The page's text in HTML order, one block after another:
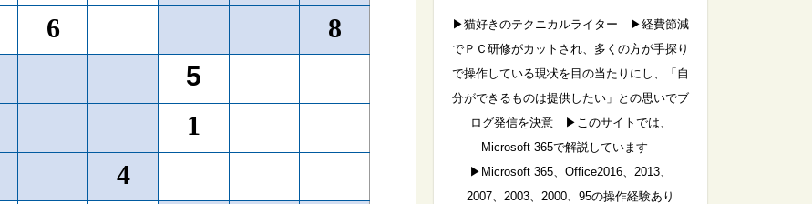
6
8
5
1
4
▶︎猫好きのテクニカルライター ▶︎経費節減
でＰＣ研修がカットされ、多くの方が手探り
で操作している現状を目の当たりにし、「自
分ができるものは提供したい」との思いでブ
ログ発信を決意 ▶︎このサイトでは、
Microsoft 365で解説しています
▶︎Microsoft 365、Office2016、2013、
2007、2003、2000、95の操作経験あり